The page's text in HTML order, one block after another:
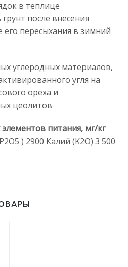
в теплице
после внесения
пересыхания в зимний
углеродных материалов,
угля на
ореха и
цеолитов
питания, мг/кг
) 2900 Калий (K2O) 3 500